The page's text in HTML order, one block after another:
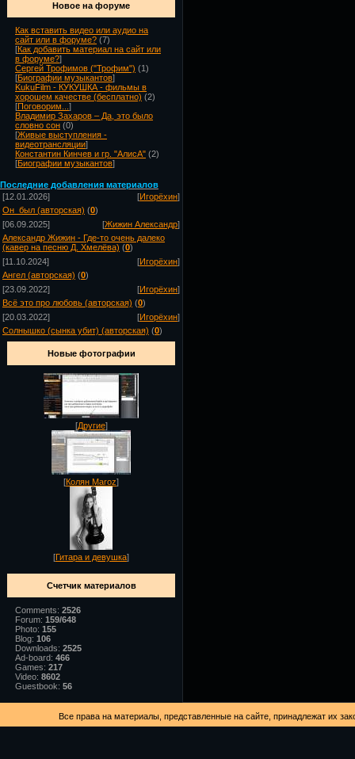
Новое на форуме
Как вставить видео или аудио на
сайт или в форуме? (7)
[Как добавить материал на сайт или
в форуме?]
Сергей Трофимов ("Трофим") (1)
[Биографии музыкантов]
KukuFilm - КУКУШКА - фильмы в
хорошем качестве (бесплатно) (2)
[Поговорим... ]
Владимир Захаров – Да, это было
словно сон (0)
[Живые выступления -
видеотрансляции]
Константин Кинчев и гр. "АлисА" (2)
[Биографии музыкантов]
Последние добавления материалов
[12.01.2026]
[Игорёхин]
Он_был (авторская) (0)
[06.09.2025]
[Жижин Александр]
Александр Жижин - Где-то очень далеко
(кавер на песню Д. Хмелёва) (0)
[11.10.2024]
[Игорёхин]
Ангел (авторская) (0)
[23.09.2022]
[Игорёхин]
Всё это про любовь (авторская) (0)
[20.03.2022]
[Игорёхин]
Солнышко (сынка убит) (авторская) (0)
Новые фотографии
[Другие]
[Колян Maroz]
[Гитара и девушка]
Счетчик материалов
Comments: 2526
Forum: 159/648
Photo: 155
Blog: 106
Downloads: 2525
Ad-board: 466
Games: 217
Video: 8602
Guestbook: 56
Все права на материалы, представленные на сайте, принадлежат их